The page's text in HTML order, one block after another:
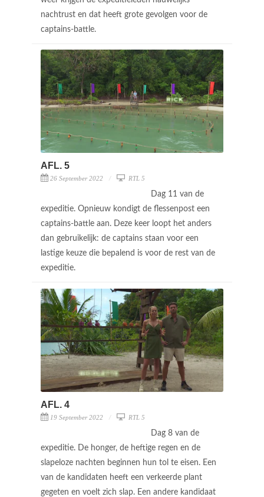
nachtrust en dat heeft grote gevolgen voor de
captains-battle.
AFL. 5
26 September 2022 RTL 5
Dag 11 van de
expeditie. Opnieuw kondigt de flessenpost een
captains-battle aan. Deze keer loopt het anders
dan gebruikelijk: de captains staan voor een
lastige keuze die bepalend is voor de rest van de
expeditie.
AFL. 4
19 September 2022 RTL 5
Dag 8 van de
expeditie. De honger, de heftige regen en de
slapeloze nachten beginnen hun tol te eisen. Een
van de kandidaten heeft een verkeerde plant
gegeten en voelt zich slap. Een andere kandidaat